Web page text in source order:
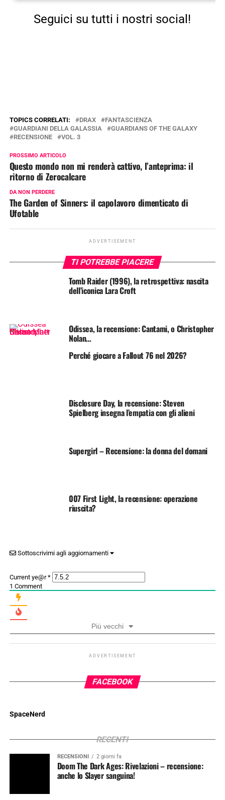
Seguici su tutti i nostri social!
TOPICS CORRELATI: DRAX
FANTASCIENZA
GUARDIANI DELLA GALASSIA
GUARDIANS OF THE GALAXY
RECENSIONE
VOL. 3
PROSSIMO ARTICOLO
Questo mondo non mi renderà cattivo, l’anteprima: il
ritorno di Zerocalcare
DA NON PERDERE
The Garden of Sinners: il capolavoro dimenticato di
Ufotable
ADVERTISEMENT
TI POTREBBE PIACERE
Tomb Raider (1996), la retrospettiva: nascita
dell’iconica Lara Croft
Odissea, la recensione: Cantami, o Christopher
Nolan…
Perché giocare a Fallout 76 nel 2026?
Disclosure Day, la recensione: Steven
Spielberg insegna l’empatia con gli alieni
Supergirl – Recensione: la donna del domani
007 First Light, la recensione: operazione
riuscita?
Sottoscrivimi agli aggiornamenti
Current ye@r*
1 Comment
Più vecchi
ADVERTISEMENT
FACEBOOK
SpaceNerd
RECENTI
RECENSIONI 2 giorni fa
Doom The Dark Ages: Rivelazioni – recensione:
anche lo Slayer sanguina!